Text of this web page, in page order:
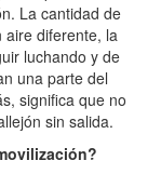
La cantidad de
aire diferente, la
luchando y de
una parte del
significa que no
sin salida.